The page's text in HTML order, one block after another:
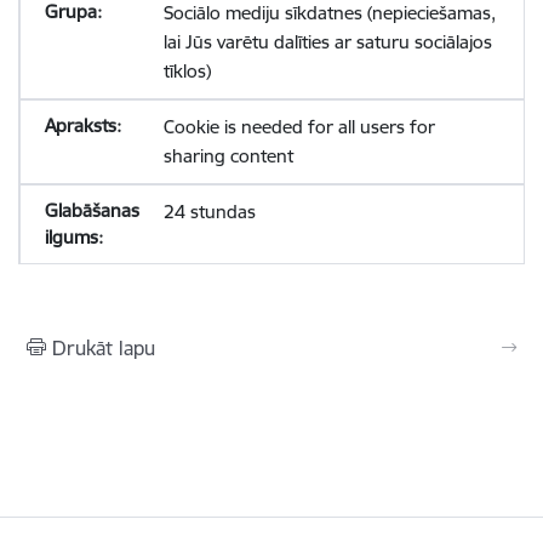
Sociālo mediju sīkdatnes (nepieciešamas,
lai Jūs varētu dalīties ar saturu sociālajos
tīklos)
Cookie is needed for all users for
sharing content
24 stundas
Drukāt lapu